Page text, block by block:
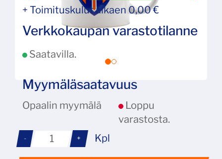
+ Toimituskulut alkaen 0,00 €
Verkkokaupan varastotilanne
Saatavilla.
Myymäläsaatavuus
Opaalin myymälä
Loppu
varastosta.
- + Kpl